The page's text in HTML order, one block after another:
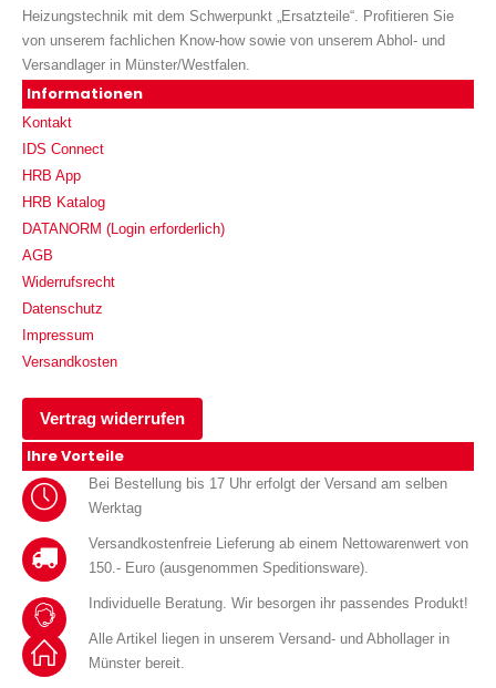
Heizungstechnik mit dem Schwerpunkt „Ersatzteile“. Profitieren Sie
von unserem fachlichen Know-how sowie von unserem Abhol- und
Versandlager in Münster/Westfalen.
Informationen
Kontakt
IDS Connect
HRB App
HRB Katalog
DATANORM (Login erforderlich)
AGB
Widerrufsrecht
Datenschutz
Impressum
Versandkosten
Vertrag widerrufen
Ihre Vorteile
Bei Bestellung bis 17 Uhr erfolgt der Versand am selben
Werktag
Versandkostenfreie Lieferung ab einem Nettowarenwert von
150.- Euro (ausgenommen Speditionsware).
Individuelle Beratung. Wir besorgen ihr passendes Produkt!
Alle Artikel liegen in unserem Versand- und Abhollager in
Münster bereit.